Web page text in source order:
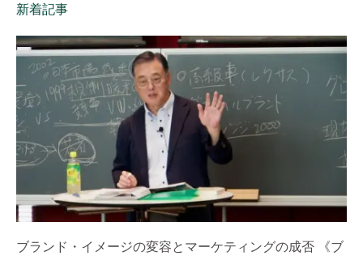
新着記事
ブランド・イメージの変容とマーケティングの成否 《ブ